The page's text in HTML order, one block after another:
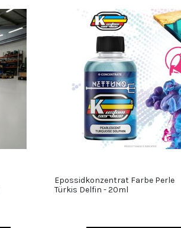
Epossidkonzentrat Farbe Perle
Türkis Delfin - 20ml